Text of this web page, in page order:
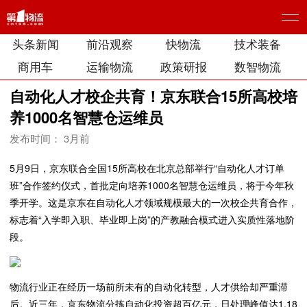
头条新闻 前沿观察 快物流
技术装备
商用车
运输物流 政策研报 数智物流
自动化人才校企共育！京东联合15所高校培
养1000名智慧仓运维员
发布时间： 3月前
5月9日，京东联合全国15所高校在北京总部举行“自动化人才订单
班”合作签约仪式，首批定向培养1000名智慧仓运维员，将于今年秋
季开学。这是京东在自动化人才领域规模最大的一次校企共育合作，
标志着“入学即入职、毕业即上岗”的产教融合模式进入实质性落地阶
段。
物流行业正在经历一场前所未有的自动化转型，人才供给却严重滞
后。近三年，京东物流分拣自动化投资超百亿元，日处理峰值达1.18